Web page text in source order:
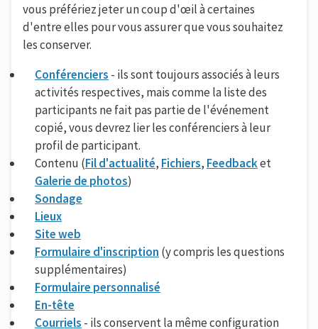
vous préfériez jeter un coup d'œil à certaines
d'entre elles pour vous assurer que vous souhaitez
les conserver.
Conférenciers - ils sont toujours associés à leurs
activités respectives, mais comme la liste des
participants ne fait pas partie de l'événement
copié, vous devrez lier les conférenciers à leur
profil de participant.
Contenu (Fil d'actualité, Fichiers, Feedbacket
Galerie de photos)
Sondage
Lieux
Site web
Formulaire d'inscription (y compris les questions
supplémentaires)
Formulaire personnalisé
En-tête
Courriels - ils conservent la même configuration